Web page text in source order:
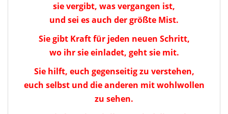
sie vergibt, was vergangen ist,
und sei es auch der größte Mist.
Sie gibt Kraft für jeden neuen Schritt,
wo ihr sie einladet, geht sie mit.
Sie hilft, euch gegenseitig zu verstehen,
euch selbst und die anderen mit wohlwollen
zu sehen.